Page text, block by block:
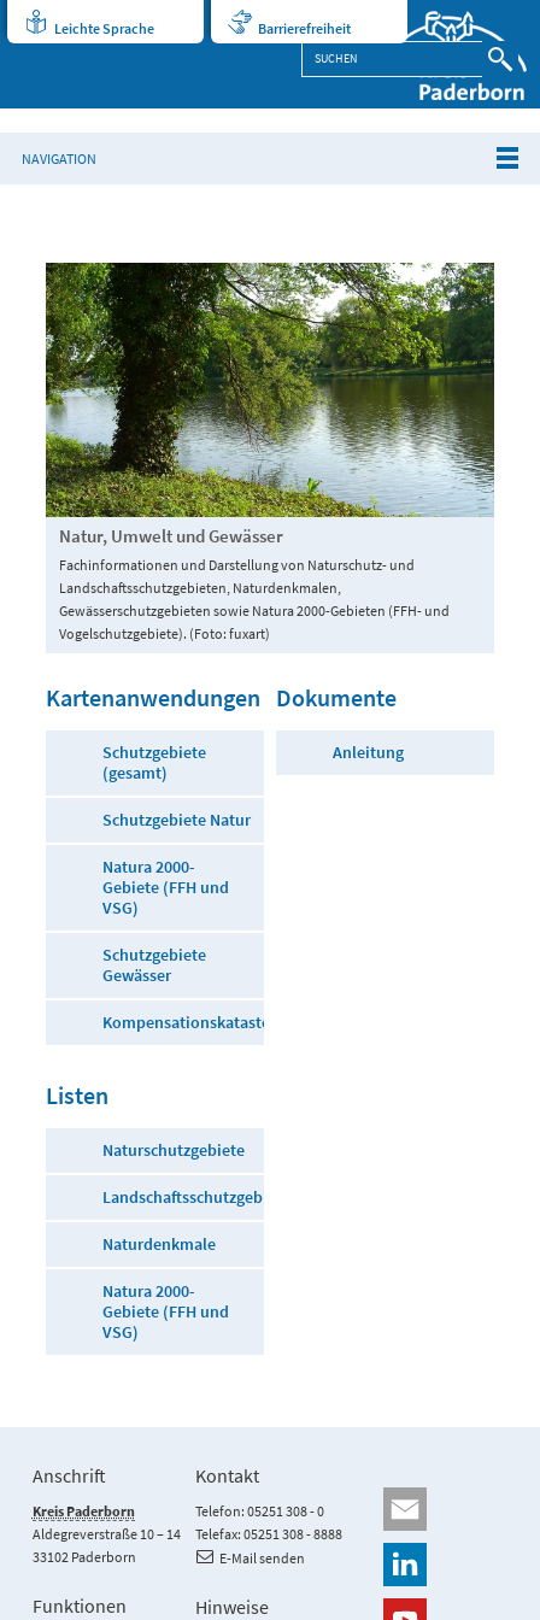
Leichte Sprache Barrierefreiheit
NAVIGATION
Natur, Umwelt und Gewässer
Fachinformationen und Darstellung von Naturschutz- und
Landschaftsschutzgebieten, Naturdenkmalen,
Gewässerschutzgebieten sowie Natura 2000-Gebieten (FFH- und
Vogelschutzgebiete). (Foto: fuxart)
Kartenanwendungen
Schutzgebiete
(gesamt)
Schutzgebiete Natur
Natura 2000-
Gebiete (FFH und
VSG)
Schutzgebiete
Gewässer
Kompensationskataster
Listen
Naturschutzgebiete
Landschaftsschutzgebiete
Naturdenkmale
Natura 2000-
Gebiete (FFH und
VSG)
Dokumente
Anleitung
Anschrift
Kreis Paderborn
Aldegreverstraße 10 – 14
33102 Paderborn
Kontakt
Telefon: 05251 308 - 0
Telefax: 05251 308 - 8888
E-Mail senden
Funktionen Hinweise